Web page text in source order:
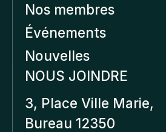
Nos membres
Événements
Nouvelles
NOUS JOINDRE
3, Place Ville Marie,
Bureau 12350